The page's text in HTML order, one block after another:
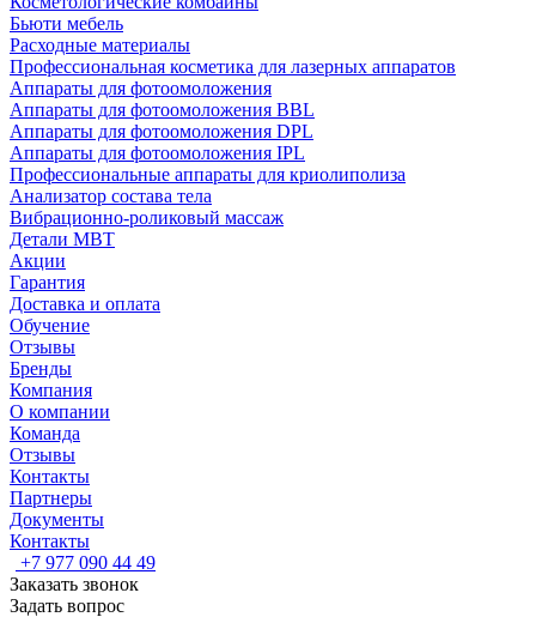
Бьюти мебель
Расходные материалы
Профессиональная косметика для лазерных аппаратов
Аппараты для фотоомоложения
Аппараты для фотоомоложения BBL
Аппараты для фотоомоложения DPL
Аппараты для фотоомоложения IPL
Профессиональные аппараты для криолиполиза
Анализатор состава тела
Вибрационно-роликовый массаж
Детали MBT
Акции
Гарантия
Доставка и оплата
Обучение
Отзывы
Бренды
Компания
О компании
Команда
Отзывы
Контакты
Партнеры
Документы
Контакты
+7 977 090 44 49
Заказать звонок
Задать вопрос